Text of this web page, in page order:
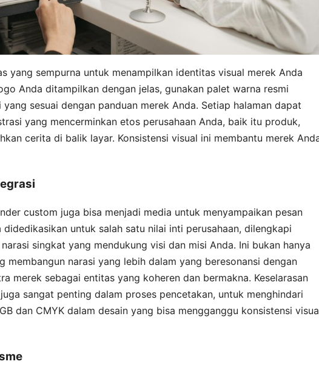
yang sempurna untuk menampilkan identitas visual merek Anda
Anda ditampilkan dengan jelas, gunakan palet warna resmi
sesuai dengan panduan merek Anda. Setiap halaman dapat
yang mencerminkan etos perusahaan Anda, baik itu produk,
cerita di balik layar. Konsistensi visual ini membantu merek
custom juga bisa menjadi media untuk menyampaikan pesan
untuk salah satu nilai inti perusahaan, dilengkapi
singkat yang mendukung visi dan misi Anda. Ini bukan hanya
membangun narasi yang lebih dalam yang beresonansi dengan
merek sebagai entitas yang koheren dan bermakna. Keselarasan
sangat penting dalam proses pencetakan, untuk menghindari
dan CMYK dalam desain yang bisa mengganggu konsistensi